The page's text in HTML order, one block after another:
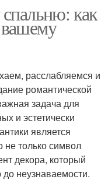
как
расслабляемся и
романтической
задача для
и эстетически
является
не только символ
декора, который
неузнаваемости.